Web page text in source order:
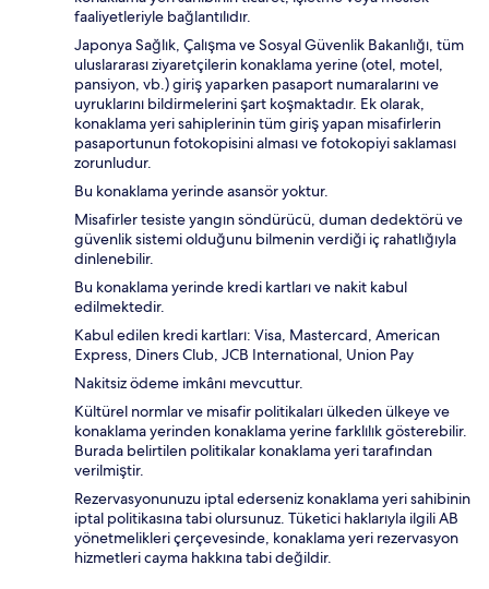
faaliyetleriyle bağlantılıdır.
Japonya Sağlık, Çalışma ve Sosyal Güvenlik Bakanlığı, tüm
uluslararası ziyaretçilerin konaklama yerine (otel, motel,
pansiyon, vb.) giriş yaparken pasaport numaralarını ve
uyruklarını bildirmelerini şart koşmaktadır. Ek olarak,
konaklama yeri sahiplerinin tüm giriş yapan misafirlerin
pasaportunun fotokopisini alması ve fotokopiyi saklaması
zorunludur.
Bu konaklama yerinde asansör yoktur.
Misafirler tesiste yangın söndürücü, duman dedektörü ve
güvenlik sistemi olduğunu bilmenin verdiği iç rahatlığıyla
dinlenebilir.
Bu konaklama yerinde kredi kartları ve nakit kabul
edilmektedir.
Kabul edilen kredi kartları: Visa, Mastercard, American
Express, Diners Club, JCB International, Union Pay
Nakitsiz ödeme imkânı mevcuttur.
Kültürel normlar ve misafir politikaları ülkeden ülkeye ve
konaklama yerinden konaklama yerine farklılık gösterebilir.
Burada belirtilen politikalar konaklama yeri tarafından
verilmiştir.
Rezervasyonunuzu iptal ederseniz konaklama yeri sahibinin
iptal politikasına tabi olursunuz. Tüketici haklarıyla ilgili AB
yönetmelikleri çerçevesinde, konaklama yeri rezervasyon
hizmetleri cayma hakkına tabi değildir.